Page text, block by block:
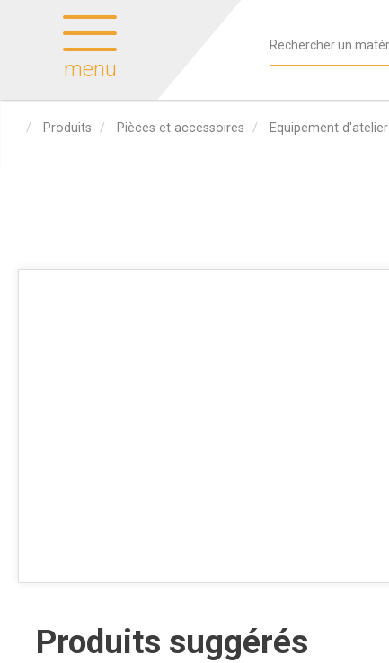
menu
Produits Pièces et accessoires Equipement d'atelier
Produits suggérés